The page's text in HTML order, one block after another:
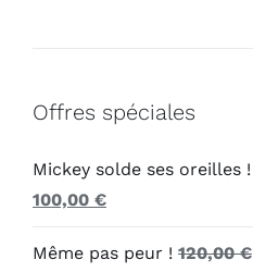
Offres spéciales
Mickey solde ses oreilles !
Le
initial
100,00 €Le
actuel
Même pas peur ! 120,00€